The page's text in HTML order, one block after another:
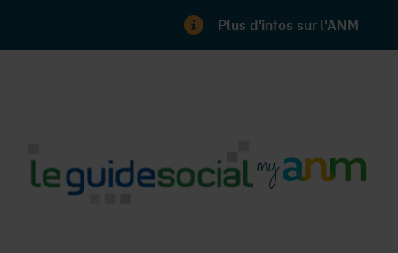
Plus d'infos sur l'ANM